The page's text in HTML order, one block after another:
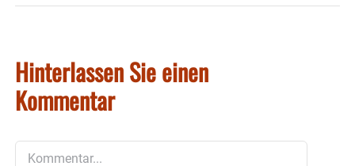
Hinterlassen Sie einen
Kommentar